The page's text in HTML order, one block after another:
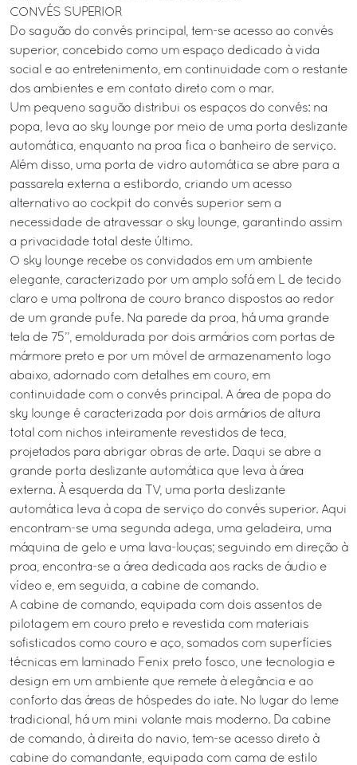
CONVÉS SUPERIOR
Do saguão do convés principal, tem-se acesso ao convés
superior, concebido como um espaço dedicado à vida
social e ao entretenimento, em continuidade com o restante
dos ambientes e em contato direto com o mar.
Um pequeno saguão distribui os espaços do convés: na
popa, leva ao sky lounge por meio de uma porta deslizante
automática, enquanto na proa fica o banheiro de serviço.
Além disso, uma porta de vidro automática se abre para a
passarela externa a estibordo, criando um acesso
alternativo ao cockpit do convés superior sem a
necessidade de atravessar o sky lounge, garantindo assim
a privacidade total deste último.
O sky lounge recebe os convidados em um ambiente
elegante, caracterizado por um amplo sofá em L de tecido
claro e uma poltrona de couro branco dispostos ao redor
de um grande pufe. Na parede da proa, há uma grande
tela de 75’’, emoldurada por dois armários com portas de
mármore preto e por um móvel de armazenamento logo
abaixo, adornado com detalhes em couro, em
continuidade com o convés principal. A área de popa do
sky lounge é caracterizada por dois armários de altura
total com nichos inteiramente revestidos de teca,
projetados para abrigar obras de arte. Daqui se abre a
grande porta deslizante automática que leva à área
externa. À esquerda da TV, uma porta deslizante
automática leva à copa de serviço do convés superior. Aqui
encontram-se uma segunda adega, uma geladeira, uma
máquina de gelo e uma lava-louças; seguindo em direção à
proa, encontra-se a área dedicada aos racks de áudio e
vídeo e, em seguida, a cabine de comando.
A cabine de comando, equipada com dois assentos de
pilotagem em couro preto e revestida com materiais
sofisticados como couro e aço, somados com superfícies
técnicas em laminado Fenix preto fosco, une tecnologia e
design em um ambiente que remete à elegância e ao
conforto das áreas de hóspedes do iate. No lugar do leme
tradicional, há um mini volante mais moderno. Da cabine
de comando, à direita do navio, tem-se acesso direto à
cabine do comandante, equipada com cama de estilo